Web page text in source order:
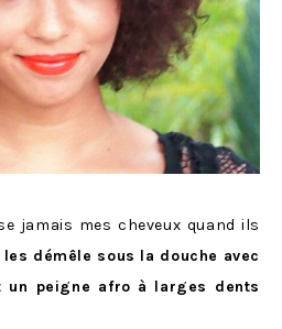
jamais mes cheveux quand ils
les démêle sous la douche avec
un peigne afro à larges dents